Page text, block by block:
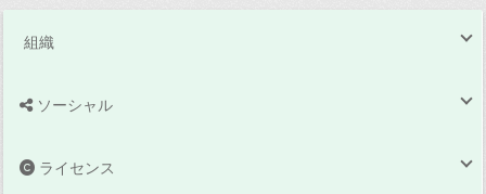
組織
ソーシャル
ライセンス